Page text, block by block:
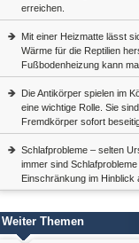
erreichen.
Mit einer Heizmatte lässt
Wärme für die Reptilien
Fußbodenheizung kann
Die Antikörper spielen im
eine wichtige Rolle. Sie
Fremdkörper sofort
Schlafprobleme – selten
immer sind
Einschränkung im Hinblick
Weiter Themen